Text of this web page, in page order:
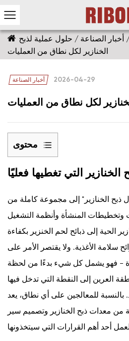
أخبار الصناعة / حلول عملية لذبح
الخنازير لكل نطاق من العمليات
أخبار الصناعة 2026-04-29
لكل نطاق من العمليات
محتوى
1
ما
حلول
ذبح
الخنازير
تغطيها
فعليًا
2
الخطوات
الأساسية
خط
التي تغطيها فعليًا
الخنازير" إلى مجموعة كاملة من
وتخطيطات المنشأة وأنظمة التشغيل
الحية إلى ذبائح لحم الخنزير بكفاءة
سلامة الأغذية. ولا يقتصر الأمر على
- فهو يشمل كل شيء بدءًا من لحظة
العرين إلى النقطة التي تدخل فيها
بالنسبة للمعالجين على أي نطاق، يعد
من معدات ذبح الخنازير وتصميم سير